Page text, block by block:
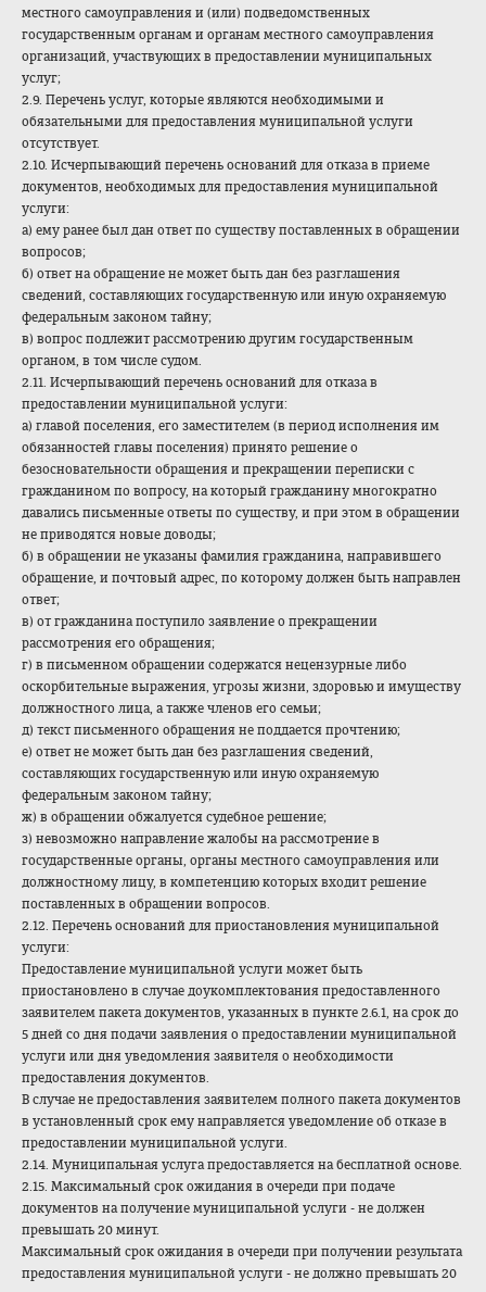
местного самоуправления и (или) подведомственных
государственным органам и органам местного самоуправления
организаций, участвующих в предоставлении муниципальных
услуг;
2.9. Перечень услуг, которые являются необходимыми и
обязательными для предоставления муниципальной услуги
отсутствует.
2.10. Исчерпывающий перечень оснований для отказа в приеме
документов, необходимых для предоставления муниципальной
услуги:
а) ему ранее был дан ответ по существу поставленных в обращении
вопросов;
б) ответ на обращение не может быть дан без разглашения
сведений, составляющих государственную или иную охраняемую
федеральным законом тайну;
в) вопрос подлежит рассмотрению другим государственным
органом, в том числе судом.
2.11. Исчерпывающий перечень оснований для отказа в
предоставлении муниципальной услуги:
а) главой поселения, его заместителем (в период исполнения им
обязанностей главы поселения) принято решение о
безосновательности обращения и прекращении переписки с
гражданином по вопросу, на который гражданину многократно
давались письменные ответы по существу, и при этом в обращении
не приводятся новые доводы;
б) в обращении не указаны фамилия гражданина, направившего
обращение, и почтовый адрес, по которому должен быть направлен
ответ;
в) от гражданина поступило заявление о прекращении
рассмотрения его обращения;
г) в письменном обращении содержатся нецензурные либо
оскорбительные выражения, угрозы жизни, здоровью и имуществу
должностного лица, а также членов его семьи;
д) текст письменного обращения не поддается прочтению;
е) ответ не может быть дан без разглашения сведений,
составляющих государственную или иную охраняемую
федеральным законом тайну;
ж) в обращении обжалуется судебное решение;
з) невозможно направление жалобы на рассмотрение в
государственные органы, органы местного самоуправления или
должностному лицу, в компетенцию которых входит решение
поставленных в обращении вопросов.
2.12. Перечень оснований для приостановления муниципальной
услуги:
Предоставление муниципальной услуги может быть
приостановлено в случае доукомплектования предоставленного
заявителем пакета документов, указанных в пункте 2.6.1, на срок до
5 дней со дня подачи заявления о предоставлении муниципальной
услуги или дня уведомления заявителя о необходимости
предоставления документов.
В случае не предоставления заявителем полного пакета документов
в установленный срок ему направляется уведомление об отказе в
предоставлении муниципальной услуги.
2.14. Муниципальная услуга предоставляется на бесплатной основе.
2.15. Максимальный срок ожидания в очереди при подаче
документов на получение муниципальной услуги - не должен
превышать 20 минут.
Максимальный срок ожидания в очереди при получении результата
предоставления муниципальной услуги - не должно превышать 20